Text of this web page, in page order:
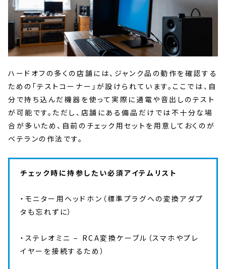
ハードオフの多くの店舗には、ジャンク品の動作を確認する
ための「テストコーナー」が設けられています。ここでは、自
分で持ち込んだ機器を使って実際に通電や音出しのテスト
が可能です。ただし、店舗にある備品だけでは不十分な場
合が多いため、自前のチェック用セットを用意しておくのが
ベテランの作法です。
チェック時に持参したい必須アイテムリスト
・モニター用ヘッドホン（標準プラグへの変換アダプ
タも忘れずに）
・ステレオミニ – RCA変換ケーブル（スマホやプレ
イヤーを接続するため）